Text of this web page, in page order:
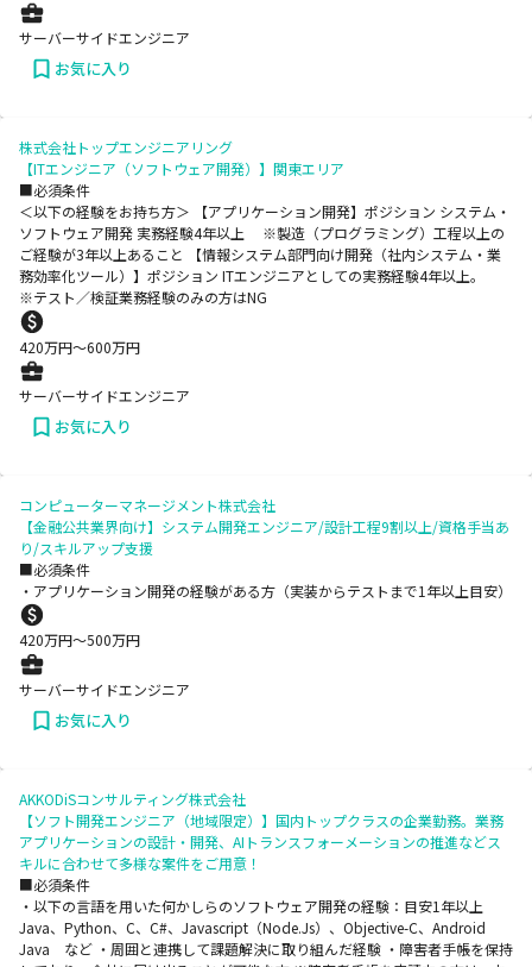
サーバーサイドエンジニア
お気に入り
株式会社トップエンジニアリング
【ITエンジニア（ソフトウェア開発）】関東エリア
■必須条件
＜以下の経験をお持ち方＞ 【アプリケーション開発】ポジション システム・
ソフトウェア開発 実務経験4年以上 ※製造（プログラミング）工程以上の
ご経験が3年以上あること 【情報システム部門向け開発（社内システム・業
務効率化ツール）】ポジション ITエンジニアとしての実務経験4年以上。
※テスト／検証業務経験のみの方はNG
420万円〜600万円
サーバーサイドエンジニア
お気に入り
コンピューターマネージメント株式会社
【金融公共業界向け】システム開発エンジニア/設計工程9割以上/資格手当あ
り/スキルアップ支援
■必須条件
・アプリケーション開発の経験がある方（実装からテストまで1年以上目安）
420万円〜500万円
サーバーサイドエンジニア
お気に入り
AKKODiSコンサルティング株式会社
【ソフト開発エンジニア（地域限定）】国内トップクラスの企業勤務。業務
アプリケーションの設計・開発、AIトランスフォーメーションの推進などス
キルに合わせて多様な案件をご用意！
■必須条件
・以下の言語を用いた何かしらのソフトウェア開発の経験：目安1年以上
Java、Python、C、C#、Javascript（Node.Js）、Objective-C、Android
Java など ・周囲と連携して課題解決に取り組んだ経験 ・障害者手帳を保持